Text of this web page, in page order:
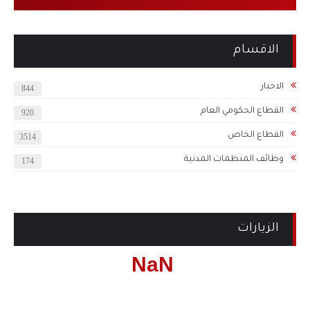
الاقسام
الاخبار 844
القطاع الحكومي العام 920
القطاع الخاص 3514
وظائف المنظمات المدنية 174
الزيارات
NaN